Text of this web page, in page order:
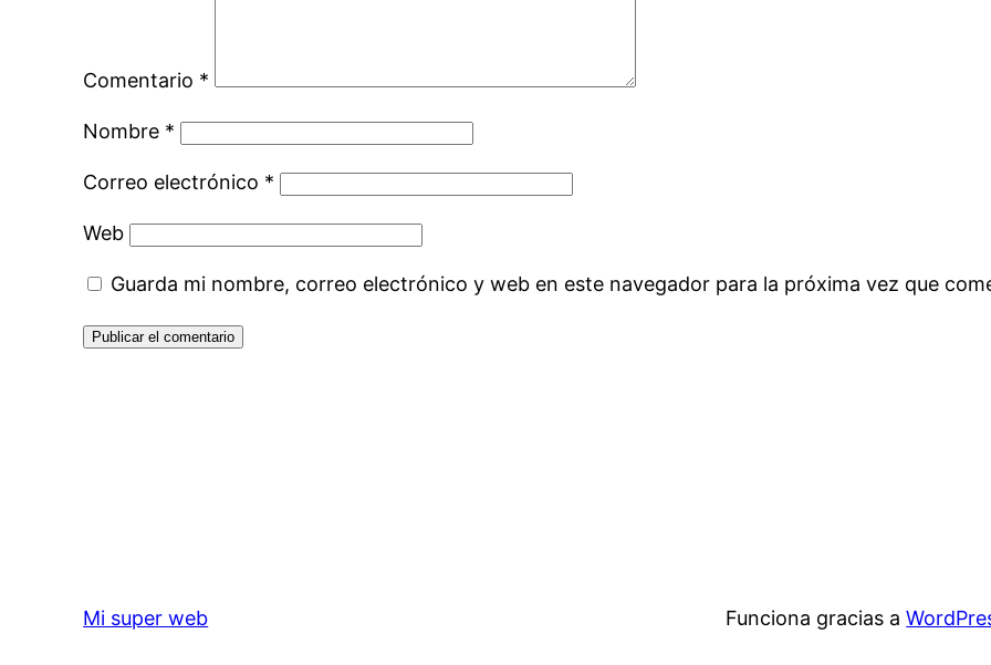
Comentario *
Nombre *
Correo electrónico *
Web
Guarda mi nombre, correo electrónico y web en este navegador para la próxima vez que
Mi super web Funciona gracias a